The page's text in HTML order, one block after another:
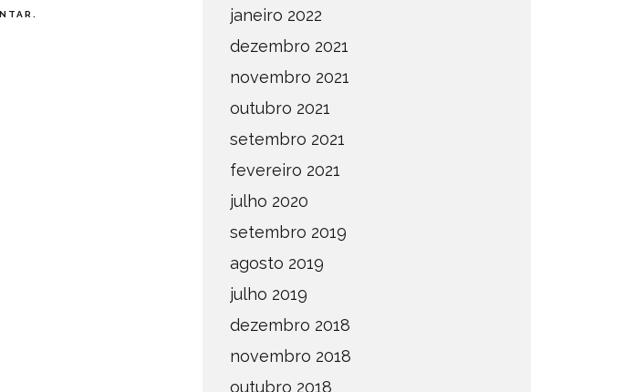
janeiro 2022
dezembro 2021
novembro 2021
outubro 2021
setembro 2021
fevereiro 2021
julho 2020
setembro 2019
agosto 2019
julho 2019
dezembro 2018
novembro 2018
outubro 2018